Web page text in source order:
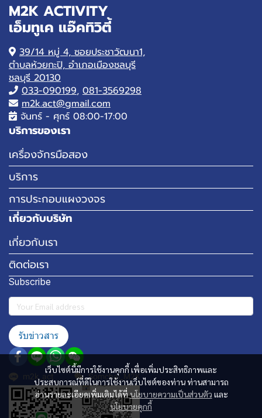
เว็บไซต์นี้มีการใช้งานคุกกี้ เพื่อเพิ่มประสิทธิภาพและ
ประสบการณ์ที่ดีในการใช้งานเว็บไซต์ของท่าน ท่านสามารถ
อ่านรายละเอียดเพิ่มเติมได้ที่นโยบายความเป็นส่วนตัว และ
นโยบายคุกกี้
M2K ACTIVITY
เอ็มทูเค แอ๊คทิวิตี้
39/14 หมู่ 4, ซอยประชาวัฒนา1,
ตำบลห้วยกะปิ, อำเภอเมืองชลบุรี
ชลบุรี 20130
033-090199, 081-3569298
m2k.act@gmail.com
จันทร์ - ศุกร์ 08:00-17:00
บริการของเรา
เครื่องจักรมือสอง
บริการ
การประกอบแผงวงจร
เกี่ยวกับบริษัท
เกี่ยวกับเรา
ติดต่อเรา
Subscribe
รับข่าวสาร
m2k_act Somchai_M2K